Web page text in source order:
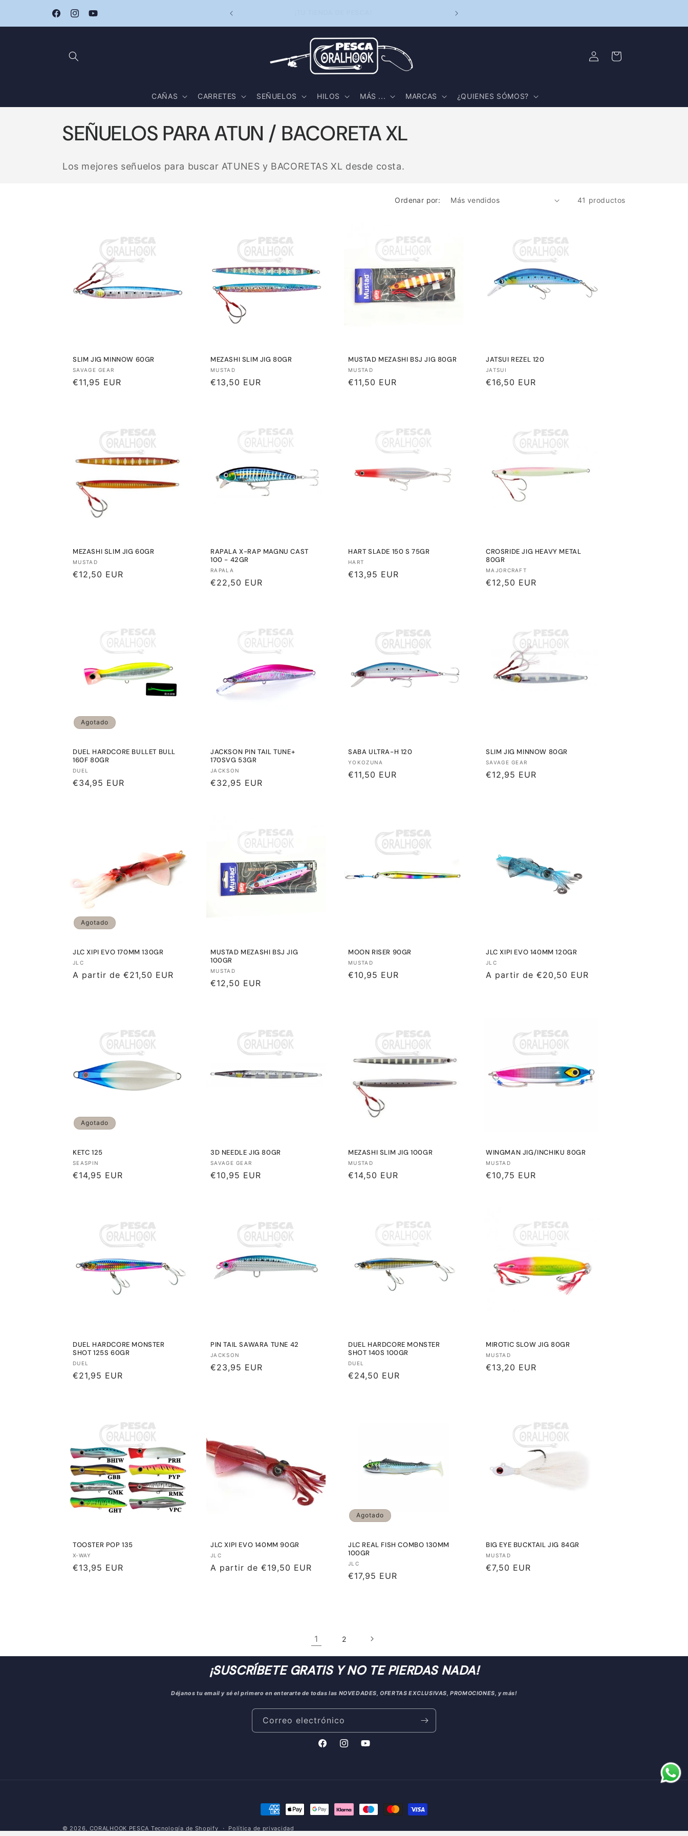
directamente
FacebookInstagramYouTube
ENVÍOS GRATIS: PENÍNSULA PEDIDOS +120€ / BALEARES
CAÑAS CARRETES SEÑUELOS HILOS MÁS ... MARCAS ¿QUIENES SÓMOS?
Iniciar
sesión
Carrito
C
o
SEÑUELOS PARA ATUN / BACORETA XL
Los mejores señuelos para buscar ATUNES y BACORETAS XL desde costa.
Ordenar por: 41 productos
SLIM JIG MINNOW 60GR
Proveedor:
SAVAGE GEAR
Precio
€11,95 EUR
MEZASHI SLIM JIG 80GR
Proveedor:
MUSTAD
Precio
€13,50 EUR
MUSTAD MEZASHI BSJ JIG 80GR
Proveedor:
MUSTAD
Precio
€11,50 EUR
JATSUI REZEL 120
Proveedor:
JATSUI
Precio
€16,50 EUR
MEZASHI SLIM JIG 60GR
Proveedor:
MUSTAD
Precio
€12,50 EUR
RAPALA X-RAP MAGNU CAST
100 - 42GR
Proveedor:
RAPALA
Precio
€22,50 EUR
HART SLADE 150 S 75GR
Proveedor:
HART
Precio
€13,95 EUR
CROSRIDE JIG HEAVY METAL
80GR
Proveedor:
MAJORCRAFT
Precio
€12,50 EUR
Agotado
DUEL HARDCORE BULLET BULL
160F 80GR
Proveedor:
DUEL
Precio
€34,95 EUR
JACKSON PIN TAIL TUNE+
170SVG 53GR
Proveedor:
JACKSON
Precio
€32,95 EUR
SABA ULTRA-H 120
Proveedor:
YOKOZUNA
Precio
€11,50 EUR
SLIM JIG MINNOW 80GR
Proveedor:
SAVAGE GEAR
Precio
€12,95 EUR
Agotado
JLC XIPI EVO 170MM 130GR
Proveedor:
JLC
Precio
A partir de €21,50 EUR
MUSTAD MEZASHI BSJ JIG
100GR
Proveedor:
MUSTAD
Precio
€12,50 EUR
MOON RISER 90GR
Proveedor:
MUSTAD
Precio
€10,95 EUR
JLC XIPI EVO 140MM 120GR
Proveedor:
JLC
Precio
A partir de €20,50 EUR
Agotado
KETC 125
Proveedor:
SEASPIN
Precio
€14,95 EUR
3D NEEDLE JIG 80GR
Proveedor:
SAVAGE GEAR
Precio
€10,95 EUR
MEZASHI SLIM JIG 100GR
Proveedor:
MUSTAD
Precio
€14,50 EUR
WINGMAN JIG/INCHIKU 80GR
Proveedor:
MUSTAD
Precio
€10,75 EUR
DUEL HARDCORE MONSTER
SHOT 125S 60GR
Proveedor:
DUEL
Precio
€21,95 EUR
PIN TAIL SAWARA TUNE 42
Proveedor:
JACKSON
Precio
€23,95 EUR
DUEL HARDCORE MONSTER
SHOT 140S 100GR
Proveedor:
DUEL
Precio
€24,50 EUR
MIROTIC SLOW JIG 80GR
Proveedor:
MUSTAD
Precio
€13,20 EUR
TOOSTER POP 135
Proveedor:
X-WAY
Precio
€13,95 EUR
JLC XIPI EVO 140MM 90GR
Proveedor:
JLC
Precio
A partir de €19,50 EUR
Agotado
JLC REAL FISH COMBO 130MM
100GR
Proveedor:
JLC
Precio
€17,95 EUR
BIG EYE BUCKTAIL JIG 84GR
Proveedor:
MUSTAD
Precio
€7,50 EUR
1 2
¡SUSCRÍBETE GRATIS Y NO TE PIERDAS NADA!
Déjanos tu email y sé el primero en enterarte de todas las NOVEDADES, OFERTAS EXCLUSIVAS, PROMOCIONES, y más!
Correo electrónico
FacebookInstagramYouTube
Formas
de
© 2026, CORALHOOK PESCA Tecnología de Shopify Política de privacidad